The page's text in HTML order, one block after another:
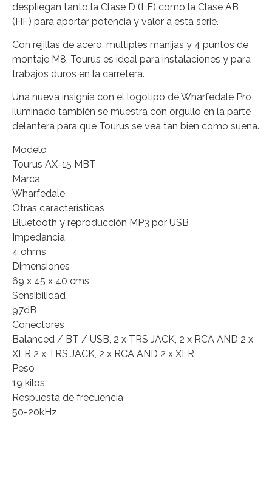
despliegan tanto la Clase D (LF) como la Clase AB
(HF) para aportar potencia y valor a esta serie.
Con rejillas de acero, múltiples manijas y 4 puntos de
montaje M8, Tourus es ideal para instalaciones y para
trabajos duros en la carretera.
Una nueva insignia con el logotipo de Wharfedale Pro
iluminado también se muestra con orgullo en la parte
delantera para que Tourus se vea tan bien como suena.
Modelo
Tourus AX-15 MBT
Marca
Wharfedale
Otras características
Bluetooth y reproducción MP3 por USB
Impedancia
4 ohms
Dimensiones
69 x 45 x 40 cms
Sensibilidad
97dB
Conectores
Balanced / BT / USB, 2 x TRS JACK, 2 x RCA AND 2 x
XLR 2 x TRS JACK, 2 x RCA AND 2 x XLR
Peso
19 kilos
Respuesta de frecuencia
50-20kHz